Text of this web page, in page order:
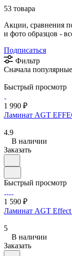
53 товара
Акции, сравнения
и фото образцов -
Подписаться
Фильтр
Сначала популярные
Быстрый просмотр
1 990 ₽
Ламинат AGT
4.9
В наличии
Заказать
Быстрый просмотр
1 590 ₽
Ламинат AGT
5
В наличии
Заказать